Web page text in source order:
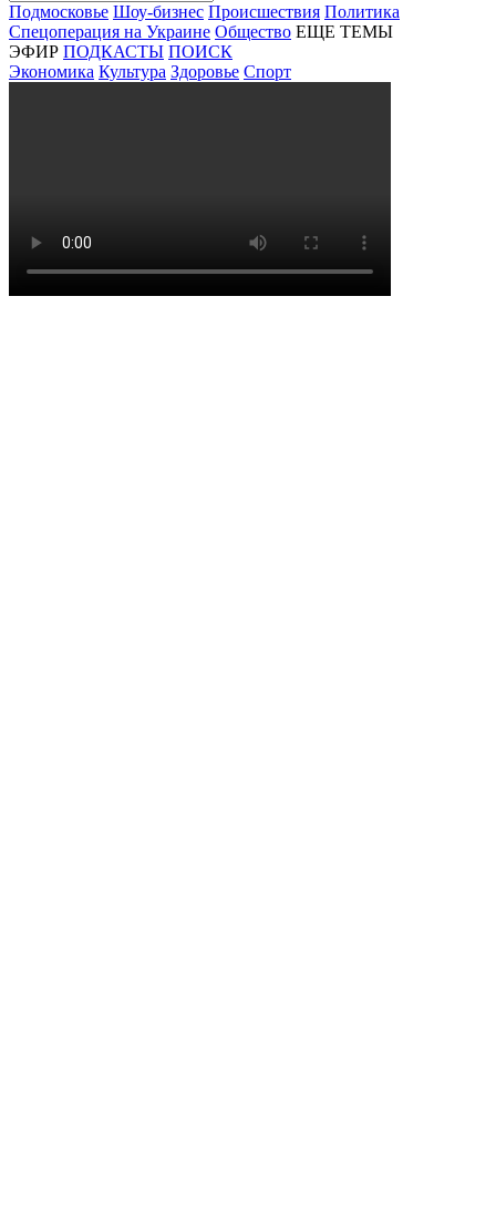
Подмосковье Шоу-бизнес Происшествия Политика
Спецоперация на Украине Общество ЕЩЕ ТЕМЫ
ЭФИР ПОДКАСТЫ ПОИСК
Экономика Культура Здоровье Спорт